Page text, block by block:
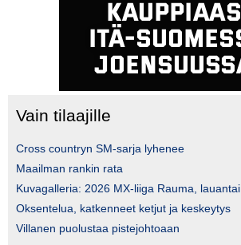
Vain tilaajille
Cross countryn SM-sarja lyhenee
Maailman rankin rata
Kuvagalleria: 2026 MX-liiga Rauma, lauantai
Oksentelua, katkenneet ketjut ja keskeytys
Villanen puolustaa pistejohtoaan